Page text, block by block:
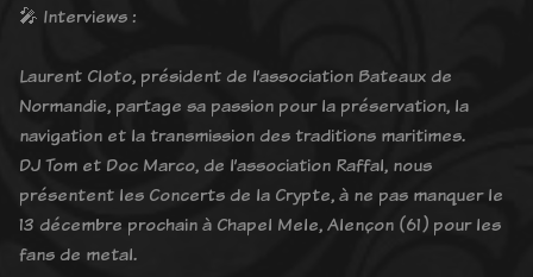
🎤 Interviews :
Laurent Cloto, président de l’association Bateaux de
Normandie, partage sa passion pour la préservation, la
navigation et la transmission des traditions maritimes.
DJ Tom et Doc Marco, de l’association Raffal, nous
présentent les Concerts de la Crypte, à ne pas manquer le
13 décembre prochain à Chapel Mele, Alençon (61) pour les
fans de metal.